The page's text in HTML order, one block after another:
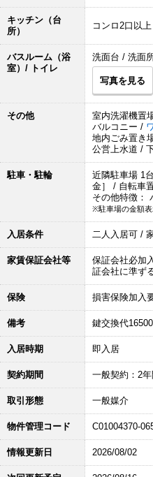
キッチン（台
所）
コンロ2口以
バスルーム（浴
室）/ トイレ
洗面台 / 洗面
写真を見る
その他
室内洗濯機置
バルコニー /
地内ごみ置き
公営上水道 /
駐車・駐輪
近隣駐車場 1
金］ / 自転車
その他特徴：
※駐車場の金額表
入居条件 二人入居可 /
家賃保証会社等
保証会社必加
証会社に準ずる
保険 損害保険加入要
備考 鍵交換代
入居時期 即入居
契約期間 一般契約：2年
取引形態 一般媒介
物件管理コード C01004370-
情報更新日 2026/08/02